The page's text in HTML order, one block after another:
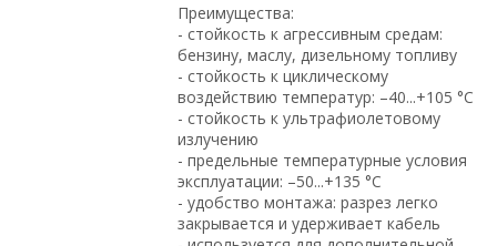
Преимущества:
- стойкость к агрессивным средам:
бензину, маслу, дизельному топливу
- стойкость к циклическому
воздействию температур: –40...+105 °C
- стойкость к ультрафиолетовому
излучению
- предельные температурные условия
эксплуатации: –50...+135 °C
- удобство монтажа: разрез легко
закрывается и удерживает кабель